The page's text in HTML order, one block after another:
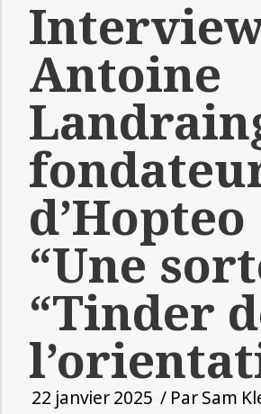
Antoine
d’Hopteo
“Une
“Tinder
22 janvier 2025 / ParSam